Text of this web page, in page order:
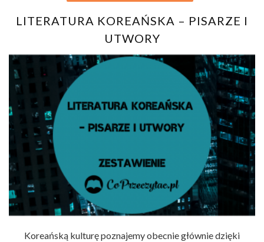
LITERATURA KOREAŃSKA – PISARZE I
UTWORY
Koreańską kulturę poznajemy obecnie głównie dzięki